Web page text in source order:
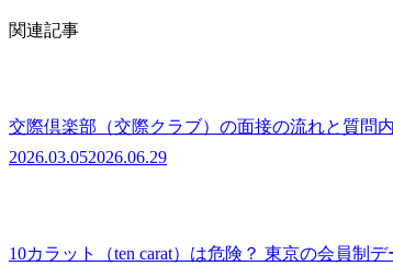
関連記事
交際倶楽部（交際クラブ）の面接の流れと質問
2026.03.052026.06.29
10カラット（ten carat）は危険？ 東京の会員制